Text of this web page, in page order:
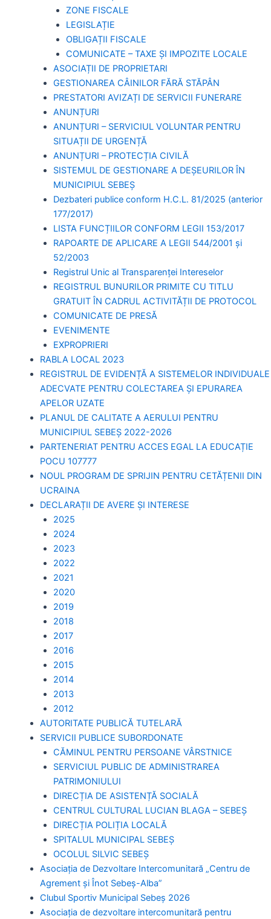
ZONE FISCALE
LEGISLAȚIE
OBLIGAȚII FISCALE
COMUNICATE – TAXE ȘI IMPOZITE LOCALE
ASOCIAȚII DE PROPRIETARI
GESTIONAREA CÂINILOR FĂRĂ STĂPÂN
PRESTATORI AVIZAȚI DE SERVICII FUNERARE
ANUNȚURI
ANUNȚURI – SERVICIUL VOLUNTAR PENTRU
SITUAȚII DE URGENȚĂ
ANUNȚURI – PROTECȚIA CIVILĂ
SISTEMUL DE GESTIONARE A DEȘEURILOR ÎN
MUNICIPIUL SEBEȘ
Dezbateri publice conform H.C.L. 81/2025 (anterior
177/2017)
LISTA FUNCȚIILOR CONFORM LEGII 153/2017
RAPOARTE DE APLICARE A LEGII 544/2001 și
52/2003
Registrul Unic al Transparenței Intereselor
REGISTRUL BUNURILOR PRIMITE CU TITLU
GRATUIT ÎN CADRUL ACTIVITĂȚII DE PROTOCOL
COMUNICATE DE PRESĂ
EVENIMENTE
EXPROPRIERI
RABLA LOCAL 2023
REGISTRUL DE EVIDENȚĂ A SISTEMELOR INDIVIDUALE
ADECVATE PENTRU COLECTAREA ȘI EPURAREA
APELOR UZATE
PLANUL DE CALITATE A AERULUI PENTRU
MUNICIPIUL SEBEȘ 2022-2026
PARTENERIAT PENTRU ACCES EGAL LA EDUCAȚIE
POCU 107777
NOUL PROGRAM DE SPRIJIN PENTRU CETĂȚENII DIN
UCRAINA
DECLARAȚII DE AVERE ȘI INTERESE
2025
2024
2023
2022
2021
2020
2019
2018
2017
2016
2015
2014
2013
2012
AUTORITATE PUBLICĂ TUTELARĂ
SERVICII PUBLICE SUBORDONATE
CĂMINUL PENTRU PERSOANE VÂRSTNICE
SERVICIUL PUBLIC DE ADMINISTRAREA
PATRIMONIULUI
DIRECȚIA DE ASISTENȚĂ SOCIALĂ
CENTRUL CULTURAL LUCIAN BLAGA – SEBEȘ
DIRECȚIA POLIȚIA LOCALĂ
SPITALUL MUNICIPAL SEBEȘ
OCOLUL SILVIC SEBEȘ
Asociația de Dezvoltare Intercomunitară „Centru de
Agrement și Înot Sebeș-Alba”
Clubul Sportiv Municipal Sebeș 2026
Asociația de dezvoltare intercomunitară pentru